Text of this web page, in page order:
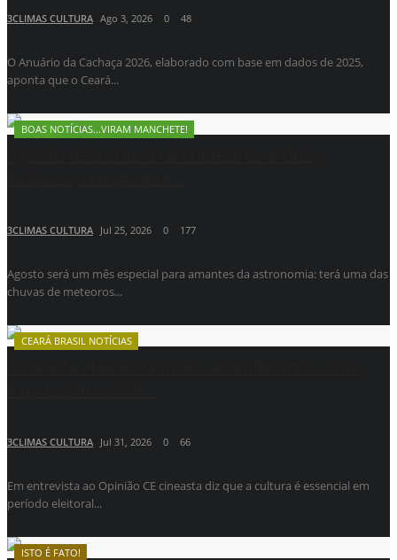
3CLIMAS CULTURA Ago 3, 2026 0 48
O Anuário da Cachaça 2026, elaborado com base em dados de 2025,
aponta que o Ceará...
BOAS NOTÍCIAS...VIRAM MANCHETE!
3CLIMAS CULTURA Jul 25, 2026 0 177
Agosto será um mês especial para amantes da astronomia: terá uma das
chuvas de meteoros...
CEARÁ BRASIL NOTÍCIAS
3CLIMAS CULTURA Jul 31, 2026 0 66
Em entrevista ao Opinião CE cineasta diz que a cultura é essencial em
período eleitoral...
ISTO É FATO!